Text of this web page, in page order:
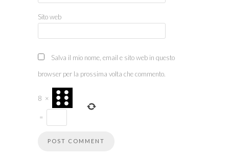
Sito web
Salva il mio nome, email e sito web in questo
browser per la prossima volta che commento.
8 ×
=